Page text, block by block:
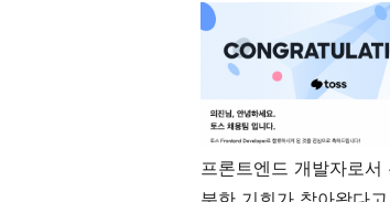
프론트엔드 개발자로